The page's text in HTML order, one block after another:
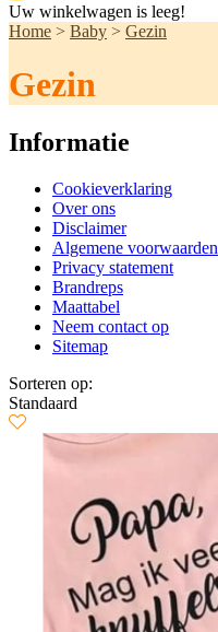
Uw winkelwagen is leeg!
Home > Baby > Gezin
Gezin
Informatie
Cookieverklaring
Over ons
Disclaimer
Algemene voorwaarden
Privacy statement
Brandreps
Maattabel
Neem contact op
Sitemap
Sorteren op:
Standaard